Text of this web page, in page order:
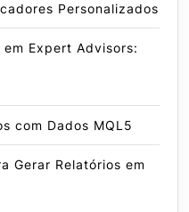
Personalizados
Expert Advisors:
com Dados MQL5
Gerar Relatórios em